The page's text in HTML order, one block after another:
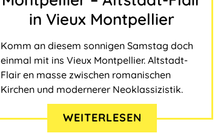
in Vieux Montpellier
Komm an diesem sonnigen Samstag doch
einmal mit ins Vieux Montpellier. Altstadt-
Flair en masse zwischen romanischen
Kirchen und modernerer Neoklassizistik.
WEITERLESEN